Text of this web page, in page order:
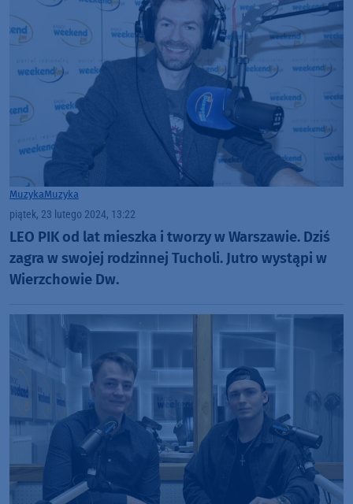
MuzykaMuzyka
piątek, 23 lutego 2024, 13:22
LEO PIK od lat mieszka i tworzy w Warszawie. Dziś
zagra w swojej rodzinnej Tucholi. Jutro wystąpi w
Wierzchowie Dw.